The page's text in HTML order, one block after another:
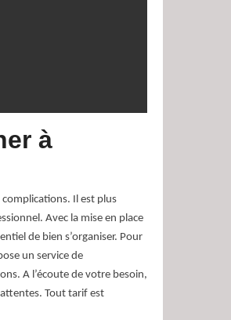
à
Il est plus
Avec la mise en place
de bien s’organiser. Pour
un service de
A l’écoute de votre besoin,
Tout tarif est